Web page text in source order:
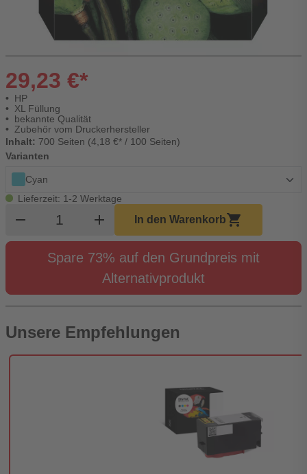
29,23 €*
HP
XL Füllung
bekannte Qualität
Zubehör vom Druckerhersteller
Inhalt: 700 Seiten (4,18 €* / 100 Seiten)
Varianten
Cyan
Lieferzeit: 1-2 Werktage
remove Produkt Warenkorb Menge
add In den Warenkorbshopping_cart
Spare 73% auf den Grundpreis mit
Alternativprodukt
Unsere Empfehlungen